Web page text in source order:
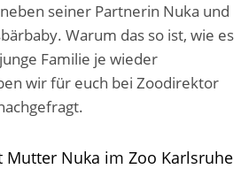
seiner Partnerin Nuka und
Warum das so ist, wie es
Familie je wieder
wir für euch bei Zoodirektor